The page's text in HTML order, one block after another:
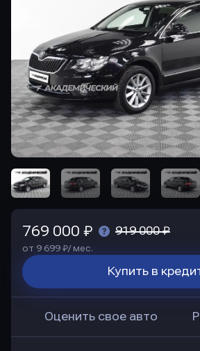
769 000 ₽ 919 000 ₽
от 9 699 ₽/ мес.
Купить в
Оценить свое авто